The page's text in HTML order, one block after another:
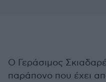
Ο Γεράσιμος
παράπονο που έχει